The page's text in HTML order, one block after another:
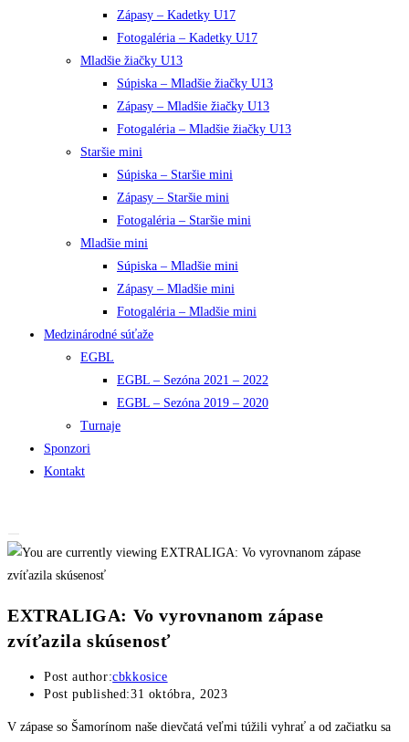
Zápasy – Kadetky U17
Fotogaléria – Kadetky U17
Mladšie žiačky U13
Súpiska – Mladšie žiačky U13
Zápasy – Mladšie žiačky U13
Fotogaléria – Mladšie žiačky U13
Staršie mini
Súpiska – Staršie mini
Zápasy – Staršie mini
Fotogaléria – Staršie mini
Mladšie mini
Súpiska – Mladšie mini
Zápasy – Mladšie mini
Fotogaléria – Mladšie mini
Medzinárodné súťaže
EGBL
EGBL – Sezóna 2021 – 2022
EGBL – Sezóna 2019 – 2020
Turnaje
Sponzori
Kontakt
EXTRALIGA: Vo vyrovnanom zápase
zvíťazila skúsenosť
Post author:cbkkosice
Post published:31 októbra, 2023
V zápase so Šamorínom naše dievčatá veľmi túžili vyhrať a od začiatku sa